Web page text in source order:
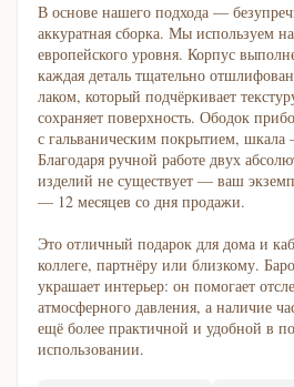
В основе нашего подхода —
аккуратная сборка. Мы используем
европейского уровня. Корпус
каждая деталь тщательно
лаком, который подчёркивает
сохраняет поверхность. Ободок
с гальваническим покрытием,
Благодаря ручной работе двух
изделий не существует — ваш
— 12 месяцев со дня продажи.
Это отличный подарок для дома и
коллеге, партнёру или близкому.
украшает интерьер: он помогает
атмосферного давления, а наличие
ещё более практичной и удобной в
использовании.